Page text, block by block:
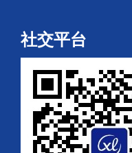
社交平台